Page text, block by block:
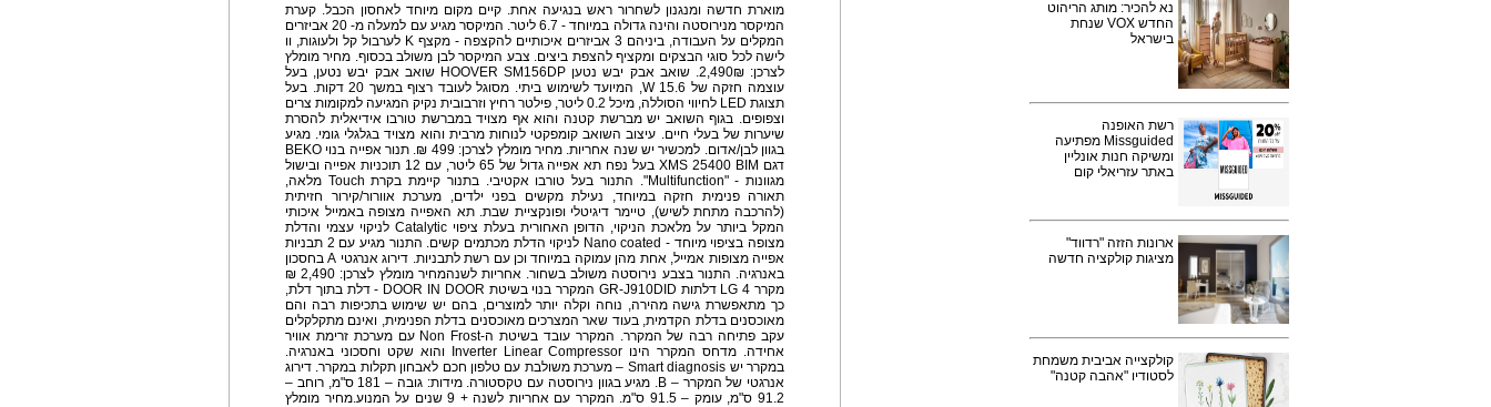
נא להכיר: מותג הריהוט
החדש VOX שנחת
בישראל
רשת האופנה
Missguided מפתיעה
ומשיקה חנות אונליין
באתר עזריאלי קום
ארונות הזזה "רדווד"
מציגות קולקציה חדשה
קולקצייה אביבית משמחת
לסטודיו "אהבה קטנה"
מוארת חדשה ומנגנון לשחרור ראש בנגיעה אחת. קיים מקום מיוחד לאחסון הכבל. קערת
המיקסר מנירוסטה והינה גדולה במיוחד - 6.7 ליטר. המיקסר מגיע עם למעלה מ- 20 אביזרים
המקלים על העבודה, ביניהם 3 אביזרים איכותיים להקצפה - מקצף K לערבול קל ולעוגות, וו
לישה לכל סוגי הבצקים ומקציף להצפת ביצים. צבע המיקסר לבן משולב בכסוף. מחיר מומלץ
לצרכן: 2,490₪. שואב אבק יבש נטען HOOVER SM156DP שואב אבק יבש נטען, בעל
עוצמה חזקה של 15.6 W, המיועד לשימוש ביתי. מסוגל לעובד רצוף במשך 20 דקות. בעל
תצוגת LED לחיווי הסוללה, מיכל 0.2 ליטר, פילטר רחיץ וזרבובית נקיק המגיעה למקומות צרים
וצפופים. בגוף השואב יש מברשת קטנה והוא אף מצויד במברשת טורבו אידיאלית להסרת
שיערות של בעלי חיים. עיצוב השואב קומפקטי לנוחות מרבית והוא מצויד בגלגלי גומי. מגיע
בגוון לבן/אדום. למכשיר יש שנה אחריות. מחיר מומלץ לצרכן: 499 ₪. תנור אפייה בנוי BEKO
דגם XMS 25400 BIM בעל נפח תא אפייה גדול של 65 ליטר, עם 12 תוכניות אפייה ובישול
מגוונות - "Multifunction". התנור בעל טורבו אקטיבי. בתנור קיימת בקרת Touch מלאה,
תאורה פנימית חזקה במיוחד, נעילת מקשים בפני ילדים, מערכת אוורור/קירור חזיתית
(להרכבה מתחת לשיש), טיימר דיגיטלי ופונקציית שבת. תא האפייה מצופה באמייל איכותי
המקל ביותר על מלאכת הניקוי, הדופן האחורית בעלת ציפוי Catalytic לניקוי עצמי והדלת
מצופה בציפוי מיוחד - Nano coated לניקוי הדלת מכתמים קשים. התנור מגיע עם 2 תבניות
אפייה מצופות אמייל, אחת מהן עמוקה במיוחד וכן עם רשת לתבניות. דירוג אנרגטי A בחסכון
באנרגיה. התנור בצבע נירוסטה משולב בשחור. אחריות לשנהמחיר מומלץ לצרכן: 2,490 ₪
מקרר LG 4 דלתות GR-J910DID המקרר בנוי בשיטת DOOR IN DOOR - דלת בתוך דלת,
כך מתאפשרת גישה מהירה, נוחה וקלה יותר למוצרים, בהם יש שימוש בתכיפות רבה והם
מאוכסנים בדלת הקדמית, בעוד שאר המצרכים מאוכסנים בדלת הפנימית, ואינם מתקלקלים
עקב פתיחה רבה של המקרר. המקרר עובד בשיטת ה-Non Frost עם מערכת זרימת אוויר
אחידה. מדחס המקרר הינו Inverter Linear Compressor והוא שקט וחסכוני באנרגיה.
במקרר יש Smart diagnosis – מערכת משולבת עם טלפון חכם לאבחון תקלות במקרר. דירוג
אנרגטי של המקרר – B. מגיע בגוון נירוסטה עם טקסטורה. מידות: גובה – 181 ס"מ, רוחב –
91.2 ס"מ, עומק – 91.5 ס"מ. המקרר עם אחריות לשנה + 9 שנים על המנוע.מחיר מומלץ